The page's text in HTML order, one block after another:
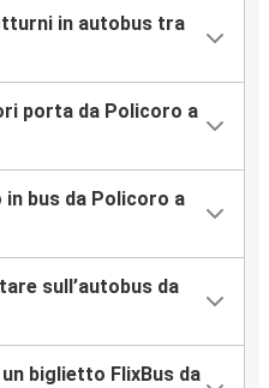
in autobus tra
porta da Policoro a
bus da Policoro a
sull’autobus da
biglietto FlixBus da